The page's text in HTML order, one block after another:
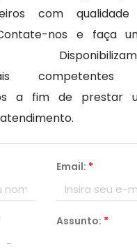
com
nos e faça
a fim de prestar
Email: *
Assunto: *